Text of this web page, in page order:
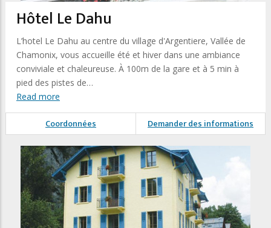
Hôtel Le Dahu
L’hotel Le Dahu au centre du village d'Argentiere, Vallée de
Chamonix, vous accueille été et hiver dans une ambiance
conviviale et chaleureuse. À 100m de la gare et à 5 min à
pied des pistes de…
Read more
Coordonnées Demander des informations